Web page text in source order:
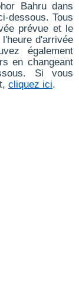
Bahru dans
dessous. Tous
prévue et le
d'arrivée
également
en changeant
Si vous
cliquez ici.